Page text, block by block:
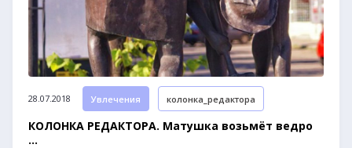
28.07.2018 Увлечения колонка_редактора
КОЛОНКА РЕДАКТОРА. Матушка возьмёт ведро
...